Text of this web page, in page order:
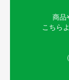
商品
こちら